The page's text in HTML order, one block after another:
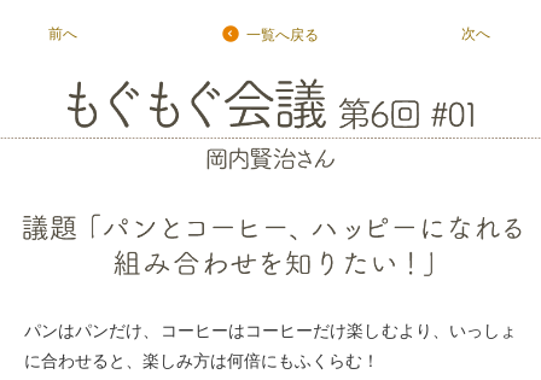
ニュースリリース
採用情報
お問い合わせ
サステナビリティ
レシピ・エンタメ
前へ 一覧へ戻る 次へ
パンはパンだけ、コーヒーはコーヒーだけ楽しむより、いっしょ
に合わせると、楽しみ方は何倍にもふくらむ！